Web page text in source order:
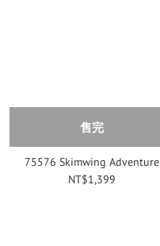
售完
75576 Skimwing Adventure
NT$1,399